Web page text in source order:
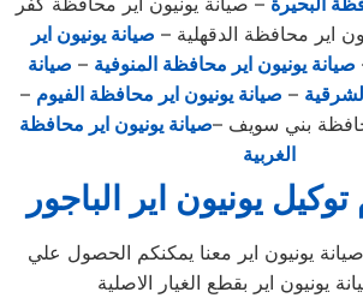
اير محافظة الدقهلية – صيانة يونيون اير
صيانة يونيون اير محافظة المنوفية – صيانة
– صيانة يونيون اير محافظة الفيوم –
بني سويف –صيانة يونيون اير محافظة
الغربية
يونيون اير الباجور
يونيون اير معنا يمكنكم الحصول علي
يونيون اير بقطع الغيار الاصلية